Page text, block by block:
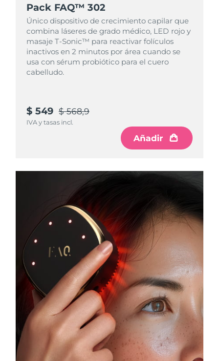
Pack FAQ™ 302
Único dispositivo de crecimiento capilar que
combina láseres de grado médico, LED rojo y
masaje T-Sonic™ para reactivar folículos
inactivos en 2 minutos por área cuando se
usa con sérum probiótico para el cuero
cabelludo.
$ 549 $ 568,9
IVA y tasas incl.
Añadir